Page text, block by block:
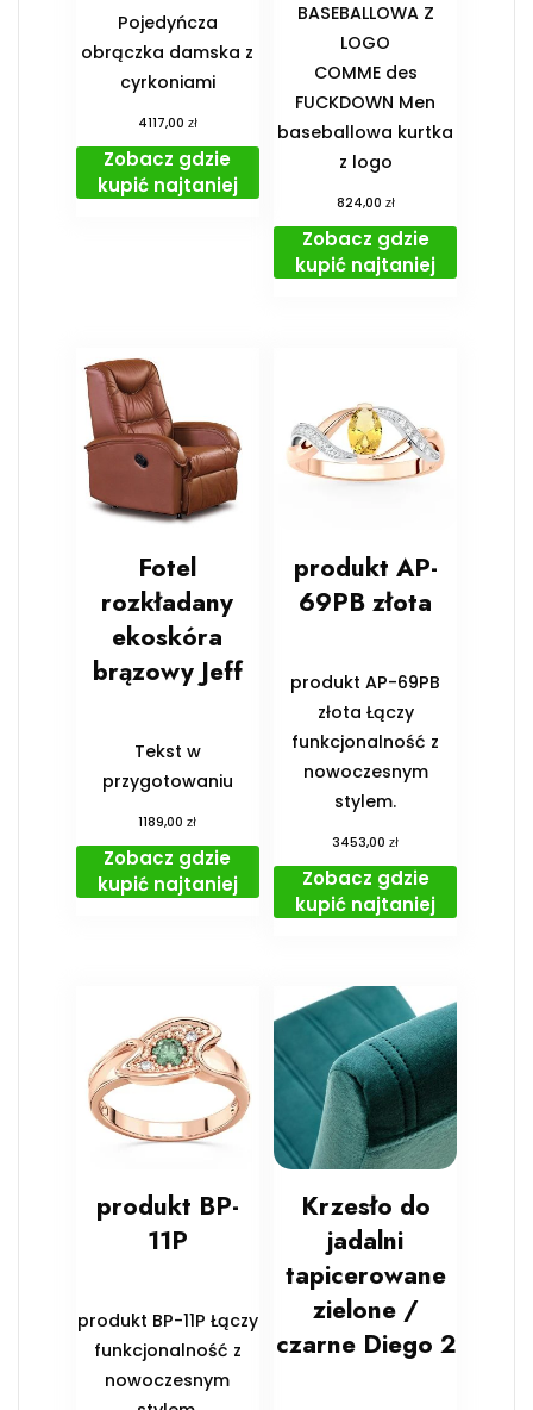
Pojedyńcza
obrączka damska z
cyrkoniami
4117,00 zł
Zobacz gdzie
kupić najtaniej
BASEBALLOWA Z
LOGO
COMME des
FUCKDOWN Men
baseballowa kurtka
z logo
824,00 zł
Zobacz gdzie
kupić najtaniej
Fotel
rozkładany
ekoskóra
brązowy Jeff
Tekst w
przygotowaniu
1189,00zł
Zobacz gdzie
kupić najtaniej
produkt AP-
69PB złota
produkt AP-69PB
złota Łączy
funkcjonalność z
nowoczesnym
stylem.
3453,00zł
Zobacz gdzie
kupić najtaniej
produkt BP-
11P
produkt BP-11P Łączy
funkcjonalność z
nowoczesnym
Krzesło do
jadalni
tapicerowane
zielone /
czarne Diego 2